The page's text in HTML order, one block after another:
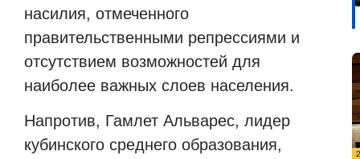
насилия, отмеченного
правительственными репрессиями и
отсутствием возможностей для
наиболее важных слоев населения.
Напротив, Гамлет Альварес, лидер
кубинского среднего образования,